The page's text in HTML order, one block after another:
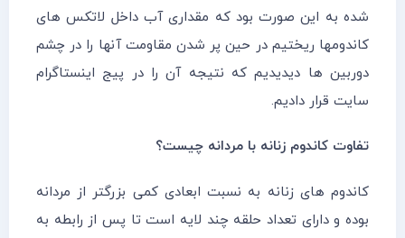
شده به این صورت بود که مقداری آب داخل لاتکس های
کاندومها ریختیم در حین پر شدن مقاومت آنها را در چشم
دوربین ها دیدیدیم که نتیجه آن را در پیج اینستاگرام
سایت قرار دادیم.
تفاوت کاندوم زنانه با مردانه چیست؟
کاندوم های زنانه به نسبت ابعادی کمی بزرگتر از مردانه
بوده و دارای تعداد حلقه چند لایه است تا پس از رابطه به